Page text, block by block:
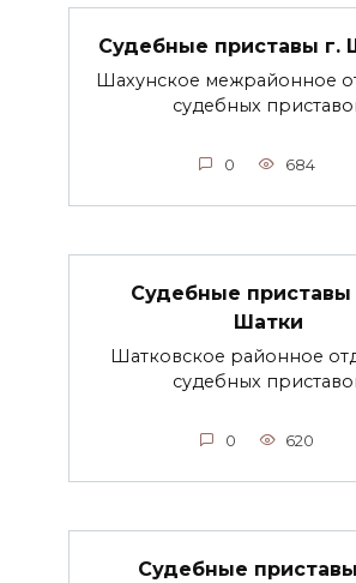
Судебные приставы г.
Шахунское межрайонное
судебных
0 684
Судебные приставы
Шатки
Шатковское районное
судебных
0 620
Судебные